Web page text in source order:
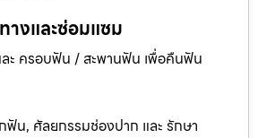
างและซ่อมแซม
ะ ครอบฟัน / สะพานฟัน เพื่อคืนฟัน
ฟัน, ศัลยกรรมช่องปาก และ รักษา